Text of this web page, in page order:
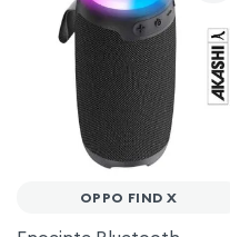
OPPO FIND X